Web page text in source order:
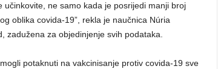
ne samo kada je posrijedi manji broj
oblika covida-19”, rekla je naučnica Núria
zadužena za objedinjenje svih podataka.
potaknuti na vakcinisanje protiv covida-19 sve